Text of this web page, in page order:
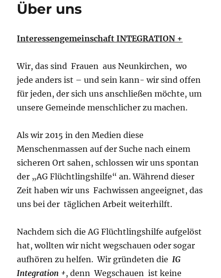
Über uns
Interessengemeinschaft INTEGRATION +
Wir, das sind Frauen aus Neunkirchen, wo
jede anders ist – und sein kann- wir sind offen
für jeden, der sich uns anschließen möchte, um
unsere Gemeinde menschlicher zu machen.
Als wir 2015 in den Medien diese
Menschenmassen auf der Suche nach einem
sicheren Ort sahen, schlossen wir uns spontan
der „AG Flüchtlingshilfe“ an. Während dieser
Zeit haben wir uns Fachwissen angeeignet, das
uns bei der täglichen Arbeit weiterhilft.
Nachdem sich die AG Flüchtlingshilfe aufgelöst
hat, wollten wir nicht wegschauen oder sogar
aufhören zu helfen. Wir gründeten dieIG
Integration +, denn Wegschauen ist keine